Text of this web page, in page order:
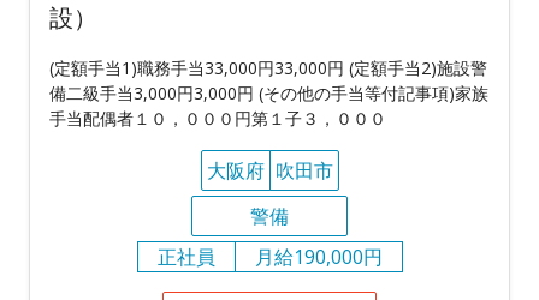
設）
(定額手当1)職務手当33,000円33,000円 (定額手当2)施設警
備二級手当3,000円3,000円 (その他の手当等付記事項)家族
手当配偶者１０，０００円第１子３，０００
大阪府 吹田市
警備
正社員
月給190,000円